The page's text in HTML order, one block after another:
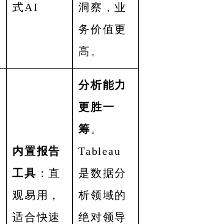
式AI
洞察，业
务价值更
高。
内置报告
工具 ：直
观易用，
适合快速
分析能力
更胜一
筹 。
Tableau
是数据分
析领域的
绝对领导